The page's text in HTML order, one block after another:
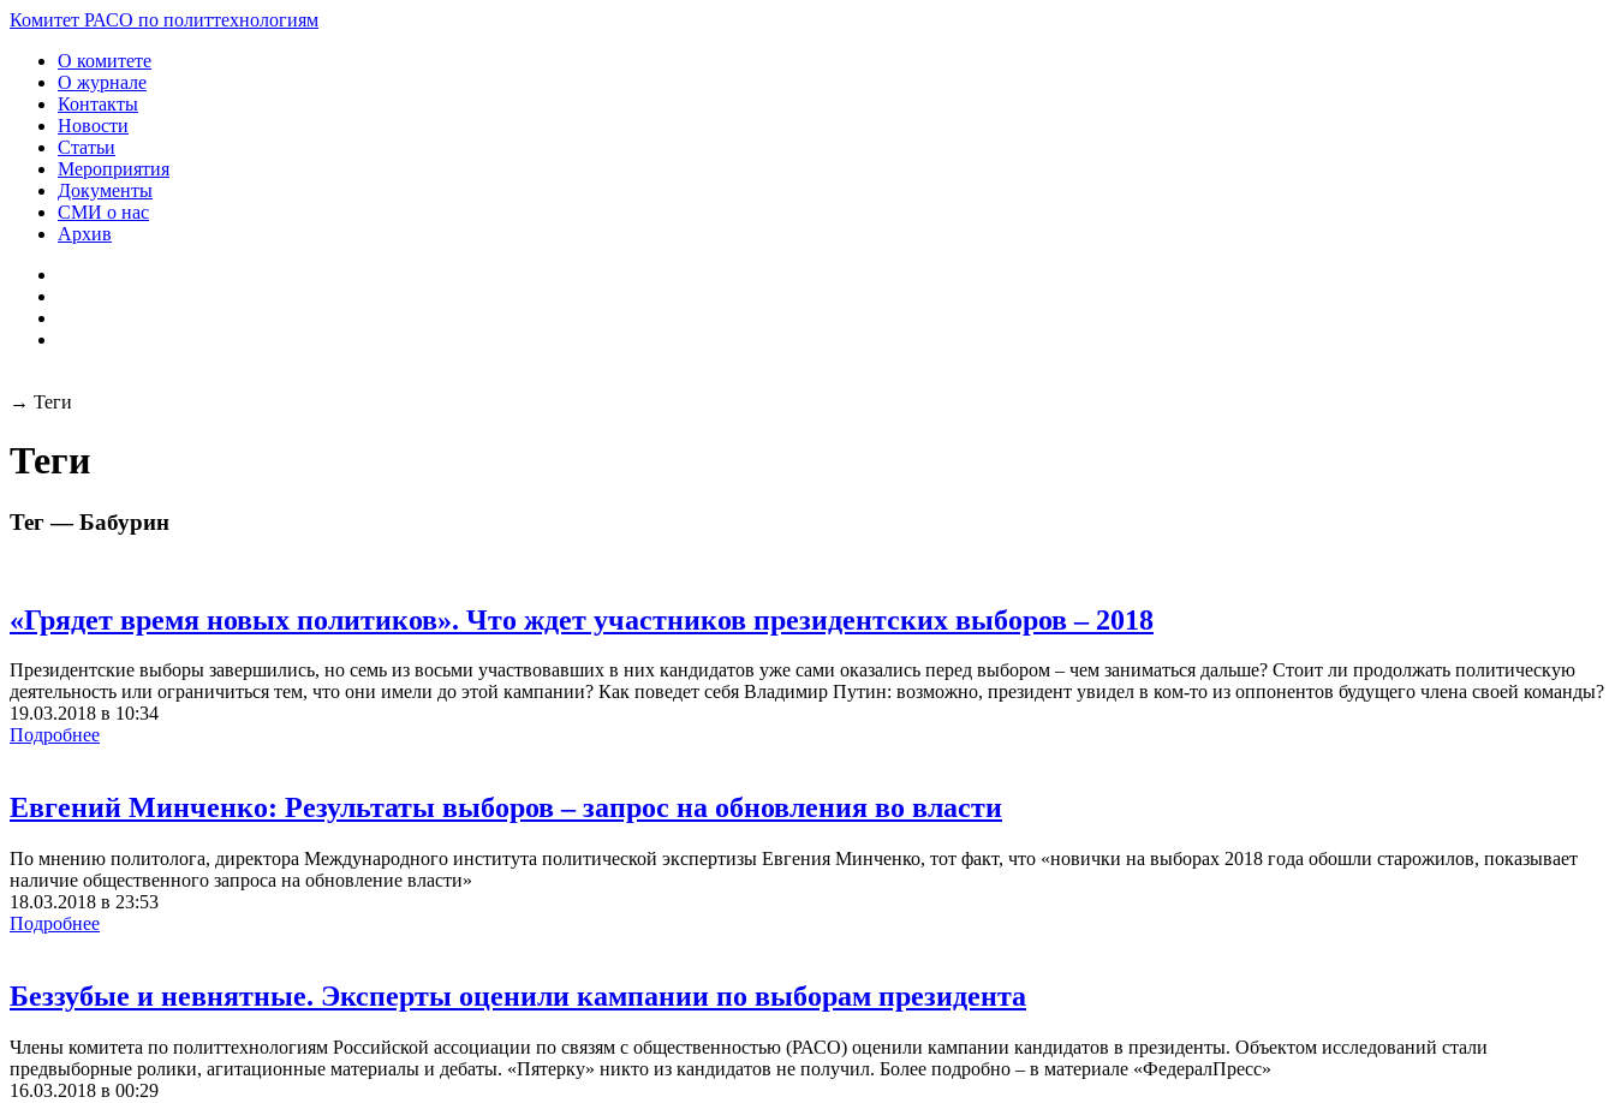
Комитет РАСО по политтехнологиям
О комитете
О журнале
Контакты
Новости
Статьи
Мероприятия
Документы
СМИ о нас
Архив
→ Теги
Теги
Тег — Бабурин
«Грядет время новых политиков». Что ждет участников президентских выборов – 2018
Президентские выборы завершились, но семь из восьми участвовавших в них кандидатов уже сами оказались перед выбором – чем заниматься дальше? Стоит ли продолжать политическую
деятельность или ограничиться тем, что они имели до этой кампании? Как поведет себя Владимир Путин: возможно, президент увидел в ком-то из оппонентов будущего члена своей команды?
19.03.2018 в 10:34
Подробнее
Евгений Минченко: Результаты выборов – запрос на обновления во власти
По мнению политолога, директора Международного института политической экспертизы Евгения Минченко, тот факт, что «новички на выборах 2018 года обошли старожилов, показывает
наличие общественного запроса на обновление власти»
18.03.2018 в 23:53
Подробнее
Беззубые и невнятные. Эксперты оценили кампании по выборам президента
Члены комитета по политтехнологиям Российской ассоциации по связям с общественностью (РАСО) оценили кампании кандидатов в президенты. Объектом исследований стали
предвыборные ролики, агитационные материалы и дебаты. «Пятерку» никто из кандидатов не получил. Более подробно – в материале «ФедералПресс»
16.03.2018 в 00:29